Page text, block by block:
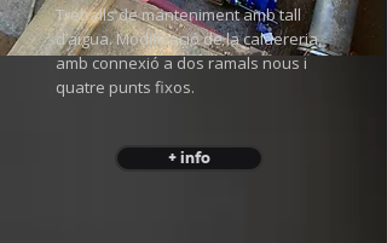
Treballs de manteniment amb tall
d’aigua. Modificació de la caldereria,
amb connexió a dos ramals nous i
quatre punts fixos.
+ info